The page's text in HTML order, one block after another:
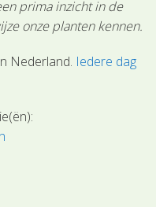
prima inzicht in de
onze planten kennen.
Nederland. Iedere dag